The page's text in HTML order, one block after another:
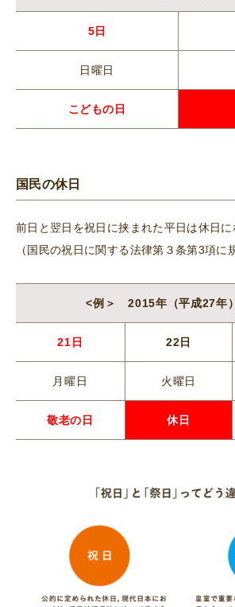
5日
日曜日
こどもの日
国民の休日
前日と翌日を祝日に挟まれた平日は休日に
（国民の祝日に関する法律第３条第3項に
<例＞ 2015年（平成27年
21日 22日
月曜日 火曜日
敬老の日 休日